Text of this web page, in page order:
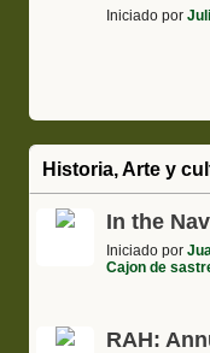
Iniciado por
Historia, Arte y
In the
Iniciado por
Cajon de
RAH: